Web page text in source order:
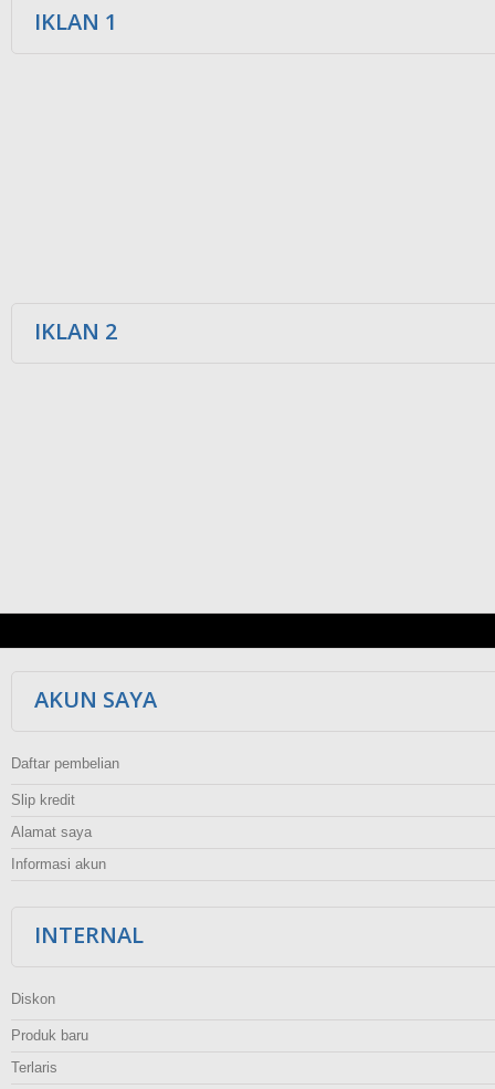
IKLAN 1
IKLAN 2
AKUN SAYA
Daftar pembelian
Slip kredit
Alamat saya
Informasi akun
INTERNAL
Diskon
Produk baru
Terlaris